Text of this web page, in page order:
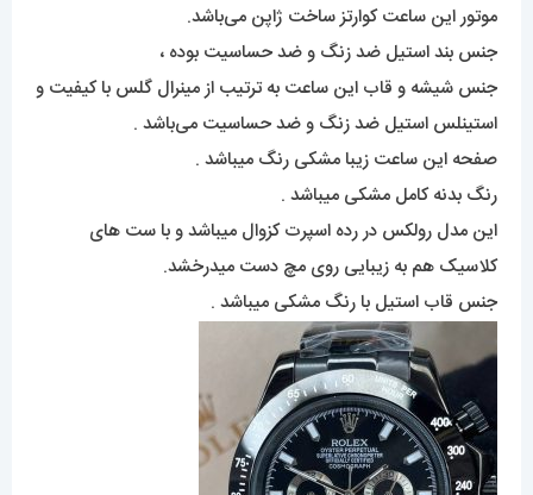
موتور این ساعت کوارتز ساخت ژاپن می‌باشد.
جنس بند استیل ضد زنگ و ضد حساسیت بوده ،
جنس شیشه و قاب این ساعت به ترتیب از مینرال گلس با کیفیت و
استینلس استیل ضد زنگ و ضد حساسیت می‌باشد .
صفحه این ساعت زیبا مشکی رنگ میباشد .
رنگ بدنه کامل مشکی میباشد .
این مدل رولکس در رده اسپرت کزوال میباشد و با ست های
کلاسیک هم به زیبایی روی مچ دست میدرخشد.
جنس قاب استیل با رنگ مشکی میباشد .